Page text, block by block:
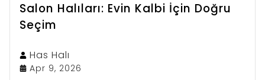
Salon Halıları: Evin Kalbi İçin Doğru
Seçim
Has Halı
Apr 9, 2026